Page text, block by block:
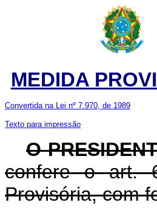
MEDIDA
Convertida na Lei nº 7.970, de 1989
Texto para impressão
O
confere o art.
Provisória, com